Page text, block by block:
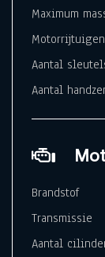
Maximum
Aantal
Aantal
Brandstof
Transmissie
Aantal